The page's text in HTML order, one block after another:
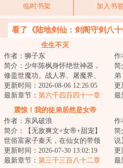
临时书架 加入书
看了《陆地剑仙：剑阁守剑八
生生不灭
作者：狮子东
简介：少年陈枫身怀绝世神器，
修盖世魔功。战人界、屠魔界、
挑仙界、冲神界。打遍诸世界，
杀出冲天血路，...
更新时间：2026-08-06 12:26:05
最新章节： 第六千四百四十一章
超级风暴
作
简
弟
诀
体
更
最
震惊！我的徒弟居然是女帝
作者：东风破浪
简介：【无敌爽文+女帝+甜宠】
世俗富家子秦天，在仙女的带领
下加入了昆仑剑派，成为了昆仑
小师叔。觉醒签...
更新时间：2026-07-30 13:02:19
最新章节： 第三千三百八十二章
作
简
说
踏
成
更
最